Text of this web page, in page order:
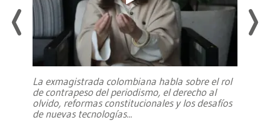
La exmagistrada colombiana habla sobre el rol
de contrapeso del periodismo, el derecho al
olvido, reformas constitucionales y los desafíos
de nuevas tecnologías...